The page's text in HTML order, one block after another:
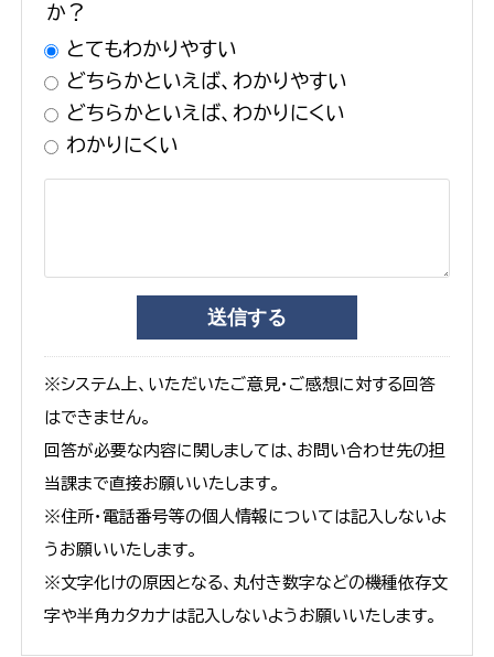
か？
とてもわかりやすい
どちらかといえば、わかりやすい
どちらかといえば、わかりにくい
わかりにくい
※システム上、いただいたご意見・ご感想に対する回答
はできません。
回答が必要な内容に関しましては、お問い合わせ先の担
当課まで直接お願いいたします。
※住所・電話番号等の個人情報については記入しないよ
うお願いいたします。
※文字化けの原因となる、丸付き数字などの機種依存文
字や半角カタカナは記入しないようお願いいたします。